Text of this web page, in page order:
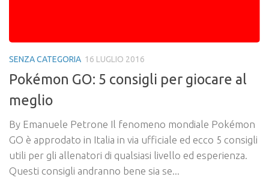
SENZA CATEGORIA 16 LUGLIO 2016
Pokémon GO: 5 consigli per giocare al
meglio
By Emanuele Petrone Il fenomeno mondiale Pokémon
GO è approdato in Italia in via ufficiale ed ecco 5 consigli
utili per gli allenatori di qualsiasi livello ed esperienza.
Questi consigli andranno bene sia se...